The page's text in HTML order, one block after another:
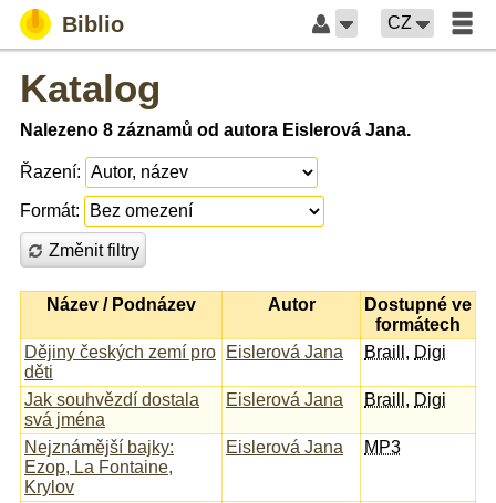
Biblio CZ
Katalog
Nalezeno 8 záznamů od autora Eislerová Jana.
Řazení:
Formát:
Změnit filtry
Název / Podnázev Autor
Dostupné ve
formátech
Dějiny českých zemí pro
děti
Eislerová Jana Braill , Digi
Jak souhvězdí dostala
svá jména
Eislerová Jana Braill , Digi
Nejznámější bajky:
Ezop, La Fontaine,
Krylov
Eislerová Jana MP3